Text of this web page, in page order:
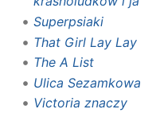
Superpsiaki
That Girl Lay Lay
The A List
Ulica Sezamkowa
Victoria znaczy